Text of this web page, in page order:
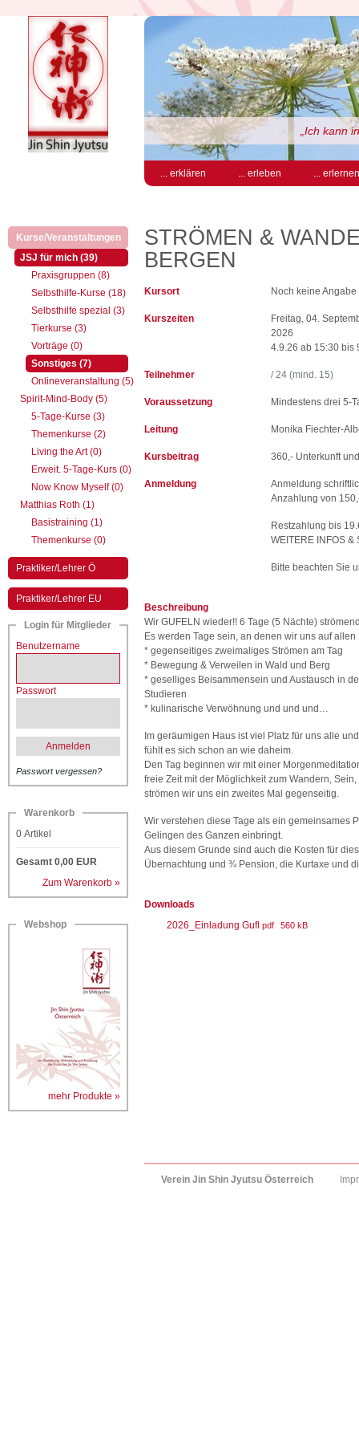
„Ich kann
... erklären ... erleben ... erlernen
Kurse/Veranstaltungen
(aktiv)
JSJ für mich (39)(aktiv)
Praxisgruppen (8)
Selbsthilfe-Kurse (18)
Selbsthilfe spezial (3)
Tierkurse (3)
Vorträge (0)
Sonstiges (7)(aktiv)
Onlineveranstaltung (5)
Spirit-Mind-Body (5)
5-Tage-Kurse (3)
Themenkurse (2)
Living the Art (0)
Erweit. 5-Tage-Kurs (0)
Now Know Myself (0)
Matthias Roth (1)
Basistraining (1)
Themenkurse (0)
Praktiker/Lehrer Ö
Praktiker/Lehrer EU
Login für Mitglieder
Benutzername
Passwort
Anmelden
Passwort vergessen?
Warenkorb
0 Artikel
Gesamt 0,00 EUR
Zum Warenkorb »
Webshop
mehr Produkte »
STRÖMEN &
BERGEN
Kursort Noch keine Angabe
Kurszeiten
Freitag, 04.
2026
4.9.26 ab 15:30 bis
Teilnehmer / 24 (mind. 15)
Voraussetzung Mindestens drei 5-
Leitung Monika Fiechter-
Kursbeitrag 360,- Unterkunft
Anmeldung
Anmeldung
Anzahlung von
Restzahlung bis
WEITERE INFOS &
Bitte beachten Sie
Beschreibung
Wir GUFELN wieder!! 6 Tage (5 Nächte)
Es werden Tage sein, an denen wir uns auf
* gegenseitiges zweimaliges Strömen am Tag
* Bewegung & Verweilen in Wald und Berg
* geselliges Beisammensein und
Studieren
* kulinarische Verwöhnung und und und…
Im geräumigen Haus ist viel Platz für uns alle
fühlt es sich schon an wie daheim.
Den Tag beginnen wir mit einer
freie Zeit mit der Möglichkeit zum Wandern,
strömen wir uns ein zweites Mal gegenseitig.
Wir verstehen diese Tage als ein gemeinsames
Gelingen des Ganzen einbringt.
Aus diesem Grunde sind auch die Kosten für
Übernachtung und ¾ Pension, die Kurtaxe und
Downloads
2026_Einladung Gufl pdf 560 kB
Verein Jin Shin Jyutsu Österreich